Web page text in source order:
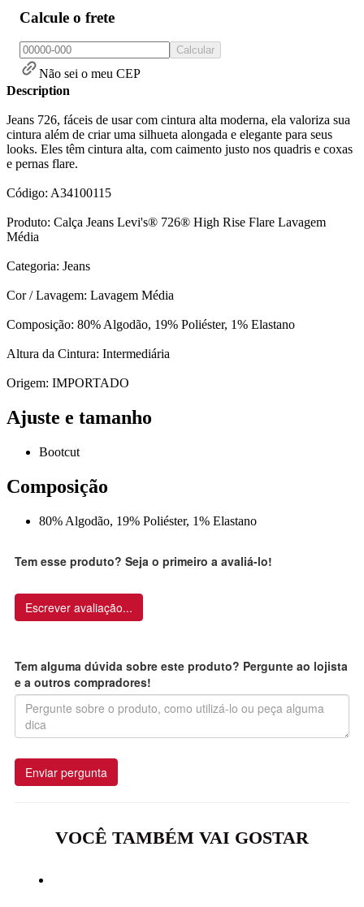
Calcule o frete
Calcular
Não sei o meu CEP
Description
Jeans 726, fáceis de usar com cintura alta moderna, ela valoriza sua
cintura além de criar uma silhueta alongada e elegante para seus
looks. Eles têm cintura alta, com caimento justo nos quadris e coxas
e pernas flare.
Código: A34100115
Produto: Calça Jeans Levi's® 726® High Rise Flare Lavagem
Média
Categoria: Jeans
Cor / Lavagem: Lavagem Média
Composição: 80% Algodão, 19% Poliéster, 1% Elastano
Altura da Cintura: Intermediária
Origem: IMPORTADO
Ajuste e tamanho
Bootcut
Composição
80% Algodão, 19% Poliéster, 1% Elastano
Tem esse produto? Seja o primeiro a avaliá-lo!
Escrever avaliação...
Tem alguma dúvida sobre este produto? Pergunte ao lojista
e a outros compradores!
Enviar pergunta
VOCÊ TAMBÉM VAI GOSTAR